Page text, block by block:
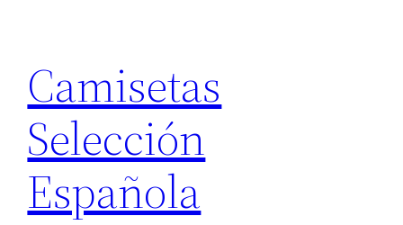
contenido
Camisetas
Selección
Española